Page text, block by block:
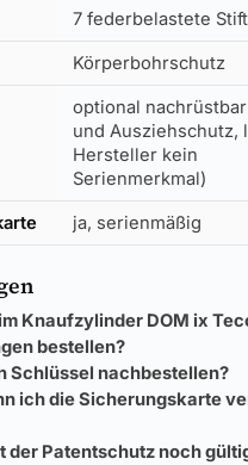
7 federbelastete
Körperbohrschutz
optional
und Ausziehschutz,
Hersteller kein
Serienmerkmal)
ja, serienmäßig
Knaufzylinder DOM ix
bestellen?
Schlüssel nachbestellen?
ich die Sicherungskarte
der Patentschutz noch